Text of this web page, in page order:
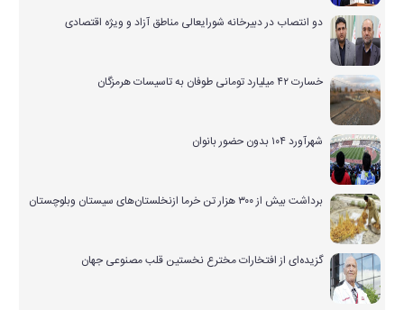
دو انتصاب در دبیرخانه شورایعالی مناطق آزاد و ویژه اقتصادی
خسارت ۴۲ میلیارد تومانی طوفان به تاسیسات هرمزگان
شهرآورد ۱۰۴ بدون حضور بانوان
برداشت بیش از ۳۰۰ هزار تن خرما ازنخلستان‌های سیستان وبلوچستان
گزیده‌ای از افتخارات مخترع نخستین قلب مصنوعی جهان